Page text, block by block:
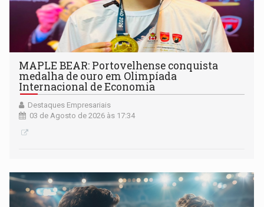
MAPLE BEAR: Portovelhense conquista
medalha de ouro em Olimpíada
Internacional de Economia
Destaques Empresariais
03 de Agosto de 2026 às 17:34